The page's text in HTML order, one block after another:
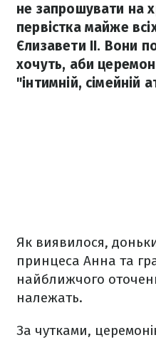
не запрошувати на
первістка майже
Єлизавети ІІ. Вони
хочуть, аби
"інтимній, сімейній
Як виявилося,
принцеса Анна та
найближчого
належать.
За чутками,